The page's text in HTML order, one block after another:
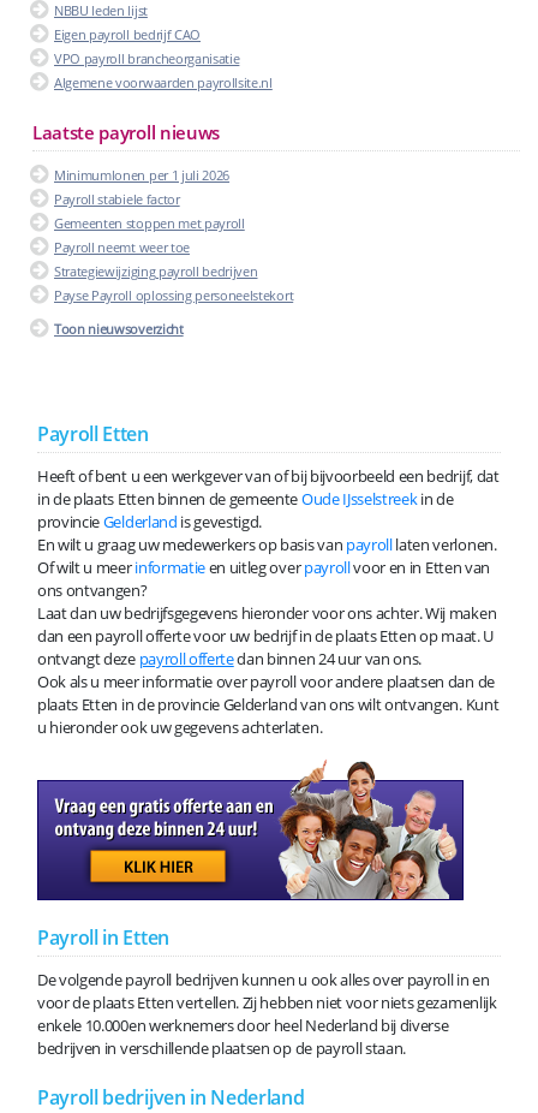
NBBU leden lijst
Eigen payroll bedrijf CAO
VPO payroll brancheorganisatie
Algemene voorwaarden payrollsite.nl
Laatste payroll nieuws
Minimumlonen per 1 juli 2026
Payroll stabiele factor
Gemeenten stoppen met payroll
Payroll neemt weer toe
Strategiewijziging payroll bedrijven
Payse Payroll oplossing personeelstekort
Toon nieuwsoverzicht
Payroll Etten
Heeft of bent u een werkgever van of bij bijvoorbeeld een bedrijf, dat
in de plaats Etten binnen de gemeenteOude IJsselstreekin de
provincieGelderland is gevestigd.
En wilt u graag uw medewerkers op basis van payrolllaten verlonen.
Of wilt u meerinformatieen uitleg overpayrollvoor en in Etten van
ons ontvangen?
Laat dan uw bedrijfsgegevens hieronder voor ons achter. Wij maken
dan een payroll offerte voor uw bedrijf in de plaats Etten op maat. U
ontvangt deze payroll offertedan binnen 24 uur van ons.
Ook als u meer informatie over payroll voor andere plaatsen dan de
plaats Etten in de provincie Gelderland van ons wilt ontvangen. Kunt
u hieronder ook uw gegevens achterlaten.
Payroll in Etten
De volgende payroll bedrijven kunnen u ook alles over payroll in en
voor de plaats Etten vertellen. Zij hebben niet voor niets gezamenlijk
enkele 10.000en werknemers door heel Nederland bij diverse
bedrijven in verschillende plaatsen op de payroll staan.
Payroll bedrijven in Nederland